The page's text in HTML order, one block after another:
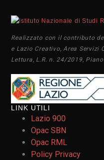
Realizzato con il contributo
e Lazio Creativo, Area Servizi
Lettura, L.R. n. 24/2019, Piano
LINK UTILI
Lazio 900
Opac SBN
Opac RML
Policy Privacy